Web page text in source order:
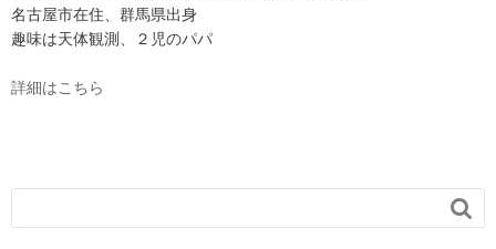
名古屋市在住、群馬県出身
趣味は天体観測、２児のパパ
詳細はこちら
